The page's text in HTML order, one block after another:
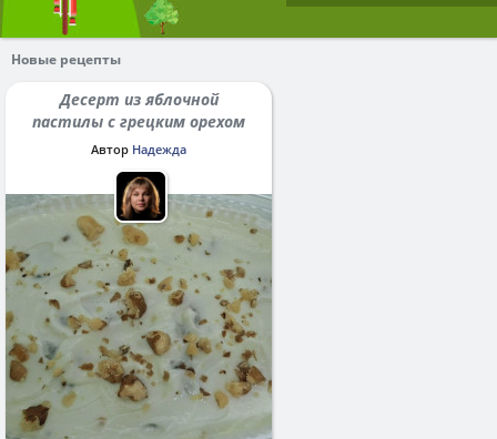
Новые рецепты
Десерт из яблочной
пастилы с грецким орехом
Автор Надежда